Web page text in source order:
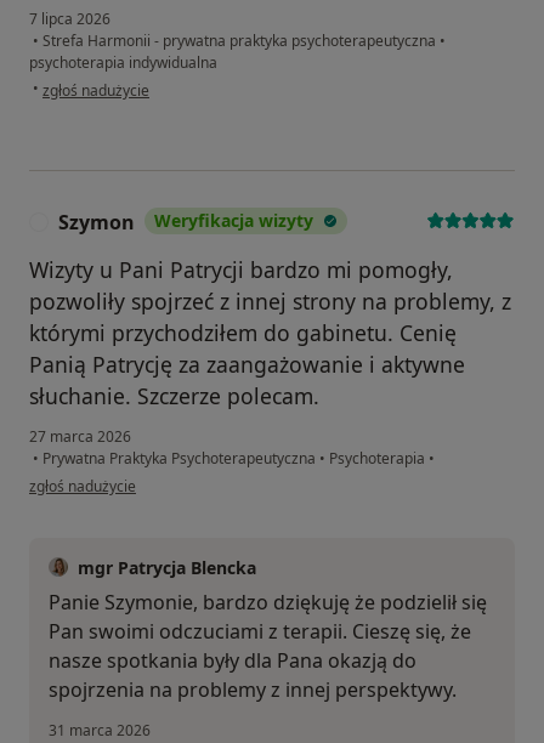
7 lipca 2026
• Strefa Harmonii - prywatna praktyka psychoterapeutyczna •
psychoterapia indywidualna
• w opinii użytkownika Marta
zgłoś nadużycie
Szymon Weryfikacja wizyty
Wizyty u Pani Patrycji bardzo mi pomogły,
pozwoliły spojrzeć z innej strony na problemy, z
którymi przychodziłem do gabinetu. Cenię
Panią Patrycję za zaangażowanie i aktywne
słuchanie. Szczerze polecam.
27 marca 2026
• Prywatna Praktyka Psychoterapeutyczna • Psychoterapia •
w opinii użytkownika Szymon
zgłoś nadużycie
mgr Patrycja Blencka
Panie Szymonie, bardzo dziękuję że podzielił się
Pan swoimi odczuciami z terapii. Cieszę się, że
nasze spotkania były dla Pana okazją do
spojrzenia na problemy z innej perspektywy.
31 marca 2026